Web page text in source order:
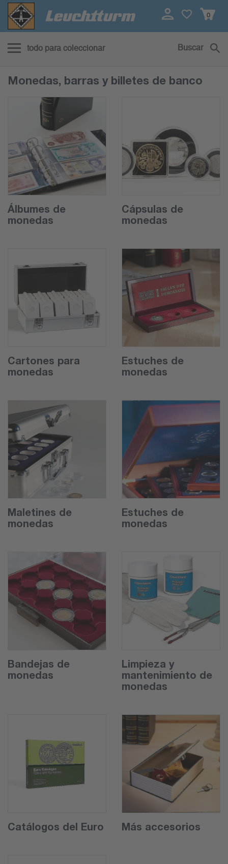
0
todo para coleccionar Buscar
Monedas, barras y billetes de banco
Álbumes de
monedas
Cápsulas de
monedas
Cartones para
monedas
Estuches de
monedas
Maletines de
monedas
Estuches de
monedas
Bandejas de
monedas
Limpieza y
mantenimiento de
monedas
Catálogos del Euro Más accesorios